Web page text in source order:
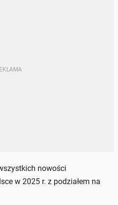
nowości
w 2025 r. z podziałem na